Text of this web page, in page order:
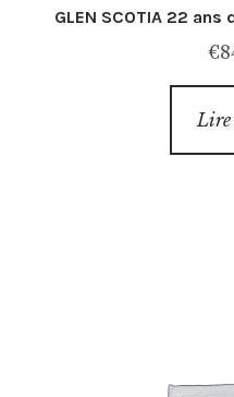
GLEN SCOTIA 22
€
Lire